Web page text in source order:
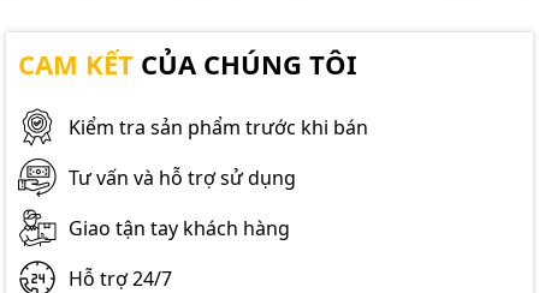
CAM KẾT CỦA CHÚNG TÔI
Kiểm tra sản phẩm trước khi bán
Tư vấn và hỗ trợ sử dụng
Giao tận tay khách hàng
Hỗ trợ 24/7